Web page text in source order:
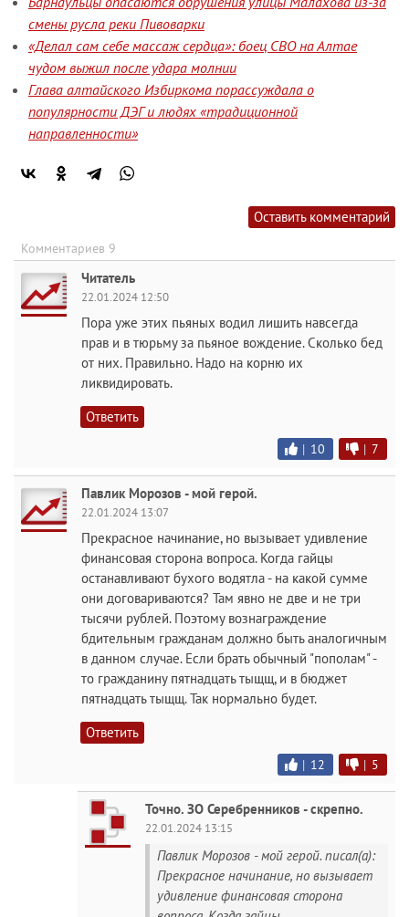
смены русла реки Пивоварки
«Делал сам себе массаж сердца»: боец СВО на Алтае
чудом выжил после удара молнии
Глава алтайского Избиркома порассуждала о
популярности ДЭГ и людях «традиционной
направленности»
Оставить комментарий
Комментариев 9
Читатель
22.01.2024 12:50
Пора уже этих пьяных водил лишить навсегда
прав и в тюрьму за пьяное вождение. Сколько бед
от них. Правильно. Надо на корню их
ликвидировать.
Ответить
| 10 | 7
Павлик Морозов - мой герой.
22.01.2024 13:07
Прекрасное начинание, но вызывает удивление
финансовая сторона вопроса. Когда гайцы
останавливают бухого водятла - на какой сумме
они договариваются? Там явно не две и не три
тысячи рублей. Поэтому вознаграждение
бдительным гражданам должно быть аналогичным
в данном случае. Если брать обычный "пополам" -
то гражданину пятнадцать тыщщ, и в бюджет
пятнадцать тыщщ. Так нормально будет.
Ответить
| 12 | 5
Точно. ЗО Серебренников - скрепно.
22.01.2024 13:15
Павлик Морозов - мой герой. писал(а):
Прекрасное начинание, но вызывает
удивление финансовая сторона